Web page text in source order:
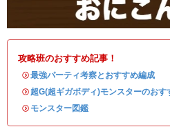
攻略班のおすすめ記事！
・最強パーティ考察とおすすめ編成
・超G(超ギガボディ)モンスターのおす
・ モンスター図鑑